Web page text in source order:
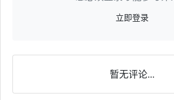
立即登录
暂无评论...